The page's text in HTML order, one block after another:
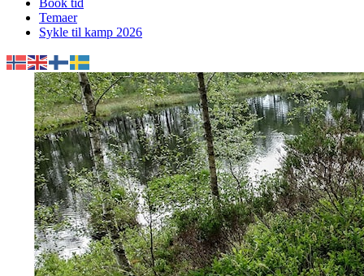
Book tid
Temaer
Sykle til kamp 2026